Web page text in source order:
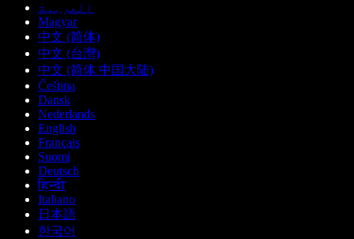
العربية
Magyar
中文 (简体)
中文 (台灣)
中文 (简体 中国大陆)
Čeština
Dansk
Nederlands
English
Français
Suomi
Deutsch
हिन्दी
Italiano
日本語
한국어